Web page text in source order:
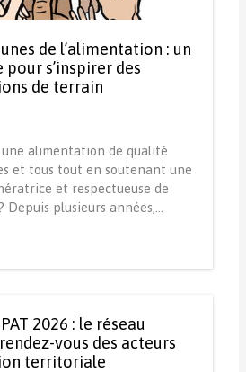
de l’alimentation : un
pour s’inspirer des
de terrain
alimentation de qualité
et tous tout en soutenant une
et respectueuse de
Depuis plusieurs années,…
2026 : le réseau
rendez-vous des acteurs
territoriale